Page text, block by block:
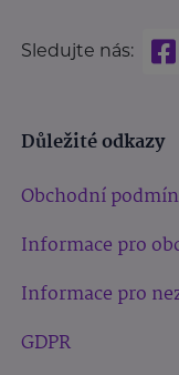
Sledujte nás:
Důležité odkazy
Obchodní
Informace pro
Informace pro
GDPR